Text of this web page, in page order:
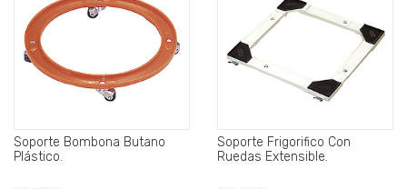
Soporte Bombona Butano
Plástico.
Soporte Frigorifico Con
Ruedas Extensible.